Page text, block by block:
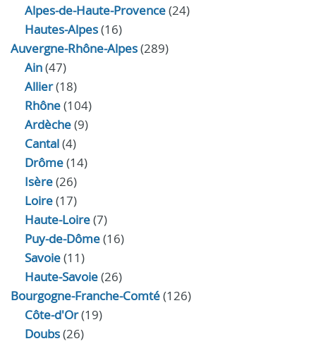
Alpes-de-Haute-Provence(24)
Hautes-Alpes(16)
Auvergne-Rhône-Alpes(289)
Ain(47)
Allier(18)
Rhône(104)
Ardèche(9)
Cantal(4)
Drôme(14)
Isère(26)
Loire(17)
Haute-Loire(7)
Puy-de-Dôme(16)
Savoie(11)
Haute-Savoie(26)
Bourgogne-Franche-Comté(126)
Côte-d'Or(19)
Doubs(26)